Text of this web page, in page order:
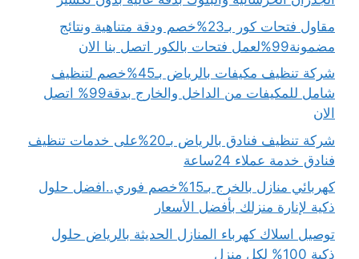
مقاول فتحات كور بـ23%خصم ودقة متناهية ونتائج
مضمونة99%لعمل فتحات بالكور اتصل بنا الان
شركة تنظيف مكيفات بالرياض بـ45%خصم لتنظيف
شامل للمكيفات من الداخل والخارج بدقة99% اتصل
الان
شركة تنظيف فنادق بالرياض بـ20%على خدمات تنظيف
فنادق خدمة عملاء 24ساعة
كهربائي منازل بالخرج بـ15%خصم فوري..افضل حلول
ذكية لإنارة منزلك بأفضل الأسعار
توصيل اسلاك كهرباء المنازل الحديثة بالرياض حلول
ذكية 100% لكل منزل